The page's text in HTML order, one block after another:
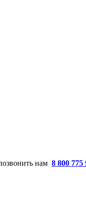
нам 8 800 775